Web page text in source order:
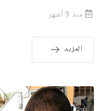
منذ 9 أشهر
المزيد